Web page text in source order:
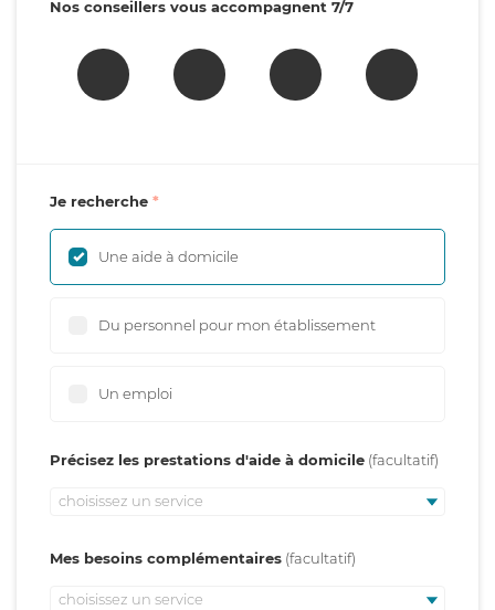
Nos conseillers vous accompagnent 7/7
Je recherche
Une aide à domicile
Du personnel pour mon établissement
Un emploi
Précisez les prestations d'aide à domicile
choisissez un service
Mes besoins complémentaires
choisissez un service